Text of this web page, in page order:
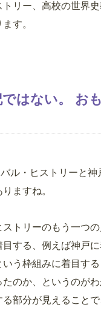
トリー、高校の世界
す。
ではない。 お
ル・ヒストリーと神
ますね。
ストリーのもう一つ
する、例えば神戸
いう枠組みに着目す
たのか、というのが
部分が見えること